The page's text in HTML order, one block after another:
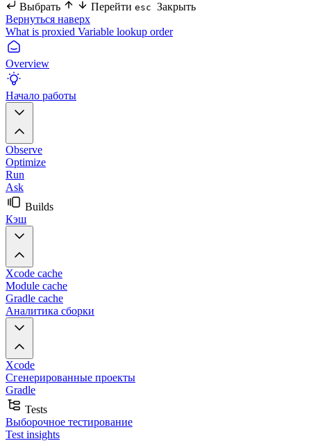
Выбрать Перейти esc Закрыть
Вернуться наверх
What is proxied Variable lookup order
Overview
Начало работы
Observe
Optimize
Run
Ask
Builds
Кэш
Xcode cache
Module cache
Gradle cache
Аналитика сборки
Xcode
Сгенерированные проекты
Gradle
Tests
Выборочное тестирование
Test insights